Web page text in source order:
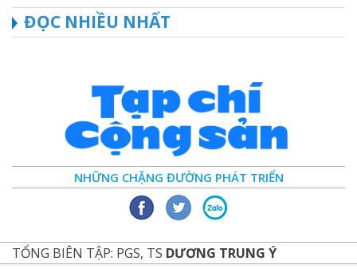
ĐỌC NHIỀU NHẤT
NHỮNG CHẶNG ĐƯỜNG PHÁT TRIỂN
TỔNG BIÊN TẬP: PGS, TS DƯƠNG TRUNG Ý